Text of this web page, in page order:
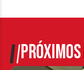
PRÓXIMOS